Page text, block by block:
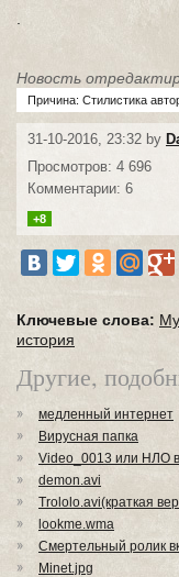
Новость
Причина: Стилистика
31-10-2016, 23:32 by
Просмотров: 4 696
Комментарии: 6
+8
Ключевые слова:
история
Другие,
медленный интернет
Вирусная папка
Video_0013 или НЛО
demon.avi
Trololo.avi(краткая
lookme.wma
Смертельный ролик
Minet.jpg